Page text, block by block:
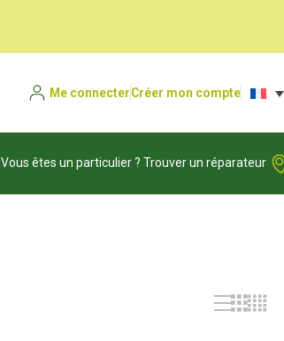
Me connecterCréer mon compte
Vous êtes un particulier ? Trouver un réparateur